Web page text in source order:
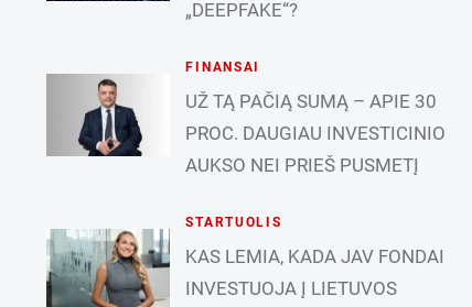
„DEEPFAKE“?
FINANSAI
UŽ TĄ PAČIĄ SUMĄ – APIE 30
PROC. DAUGIAU INVESTICINIO
AUKSO NEI PRIEŠ PUSMETĮ
STARTUOLIS
KAS LEMIA, KADA JAV FONDAI
INVESTUOJA Į LIETUVOS